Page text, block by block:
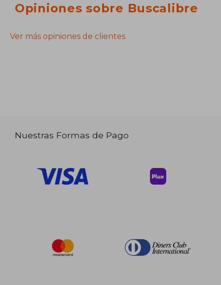
Opiniones sobre Buscalibre
Ver más opiniones de clientes
Nuestras Formas de Pago